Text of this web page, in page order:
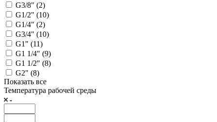
G3/8" (2)
G1/2" (10)
G1/4" (2)
G3/4" (10)
G1" (11)
G1 1/4" (9)
G1 1/2" (8)
G2" (8)
Показать все
Температура рабочей среды